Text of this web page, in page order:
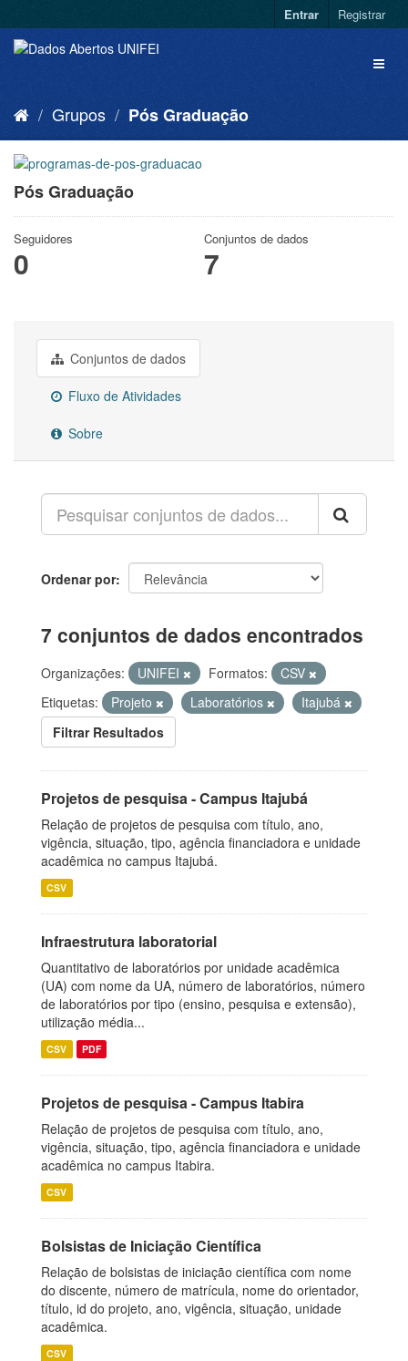
Entrar Registrar
Grupos Pós Graduação
Pós Graduação
Seguidores
0
Conjuntos de dados
7
Conjuntos de dados
Fluxo de Atividades
Sobre
Ordenar por
7 conjuntos de dados encontrados
Organizações: UNIFEI Formatos:
CSV
Etiquetas:
Projeto Laboratórios
Itajubá
Filtrar Resultados
Projetos de pesquisa - Campus Itajubá
Relação de projetos de pesquisa com título, ano,
vigência, situação, tipo, agência financiadora e unidade
acadêmica no campus Itajubá.
CSV
Infraestrutura laboratorial
Quantitativo de laboratórios por unidade acadêmica
(UA) com nome da UA, número de laboratórios, número
de laboratórios por tipo (ensino, pesquisa e extensão),
utilização média...
CSV PDF
Projetos de pesquisa - Campus Itabira
Relação de projetos de pesquisa com título, ano,
vigência, situação, tipo, agência financiadora e unidade
acadêmica no campus Itabira.
CSV
Bolsistas de Iniciação Científica
Relação de bolsistas de iniciação científica com nome
do discente, número de matrícula, nome do orientador,
título, id do projeto, ano, vigência, situação, unidade
acadêmica.
CSV